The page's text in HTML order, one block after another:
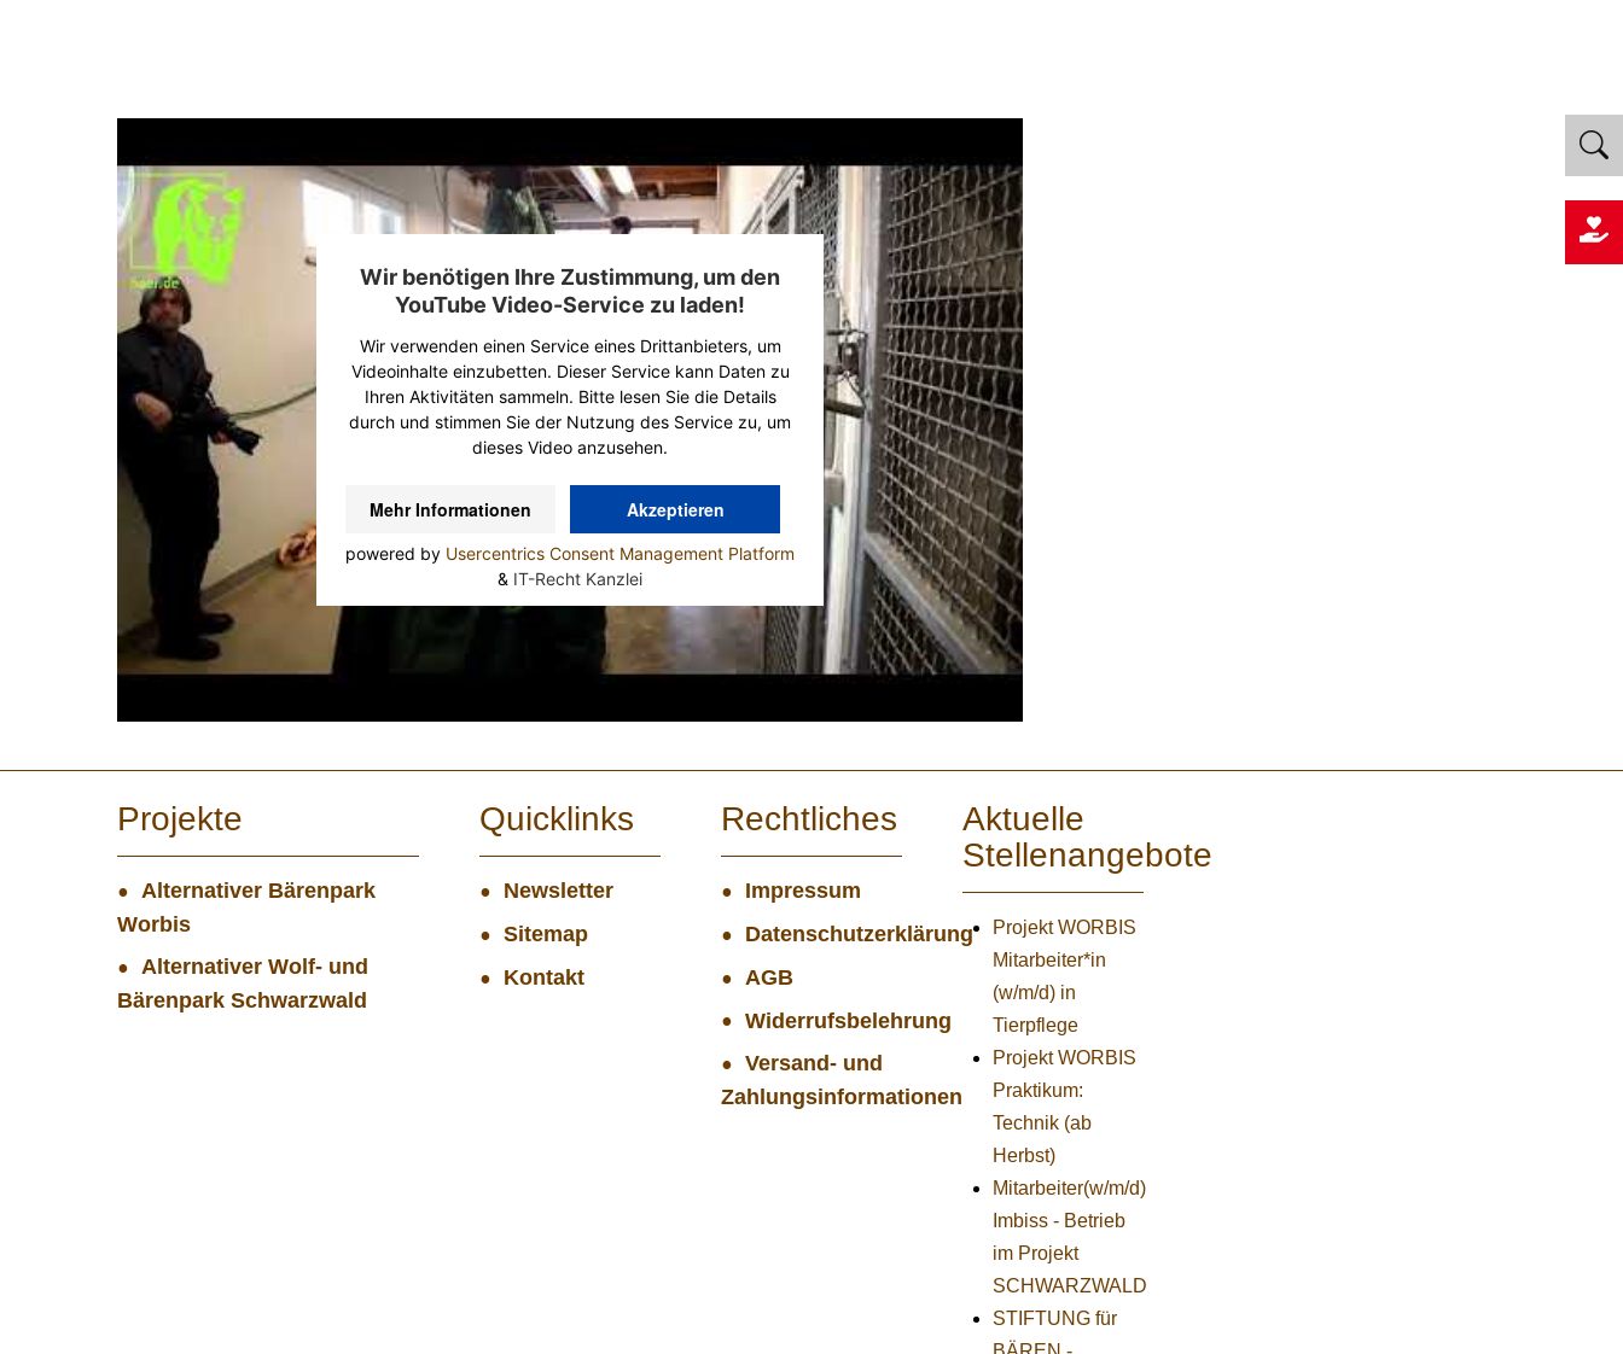
Wir benötigen Ihre Zustimmung, um den
YouTube Video-Service zu laden!
Wir verwenden einen Service eines Drittanbieters, um
Videoinhalte einzubetten. Dieser Service kann Daten zu
Ihren Aktivitäten sammeln. Bitte lesen Sie die Details
durch und stimmen Sie der Nutzung des Service zu, um
dieses Video anzusehen.
Mehr Informationen Akzeptieren
powered by Usercentrics Consent Management Platform
& IT-Recht Kanzlei
Projekte
Alternativer Bärenpark
Worbis
Alternativer Wolf- und
Bärenpark Schwarzwald
Quicklinks
Newsletter
Sitemap
Kontakt
Rechtliches
Impressum
Datenschutzerklärung
AGB
Widerrufsbelehrung
Versand- und
Zahlungsinformationen
Aktuelle
Stellenangebote
Projekt WORBIS
Mitarbeiter*in
(w/m/d) in
Tierpflege
Projekt WORBIS
Praktikum:
Technik (ab
Herbst)
Mitarbeiter(w/m/d)
Imbiss - Betrieb
im Projekt
SCHWARZWALD
STIFTUNG für